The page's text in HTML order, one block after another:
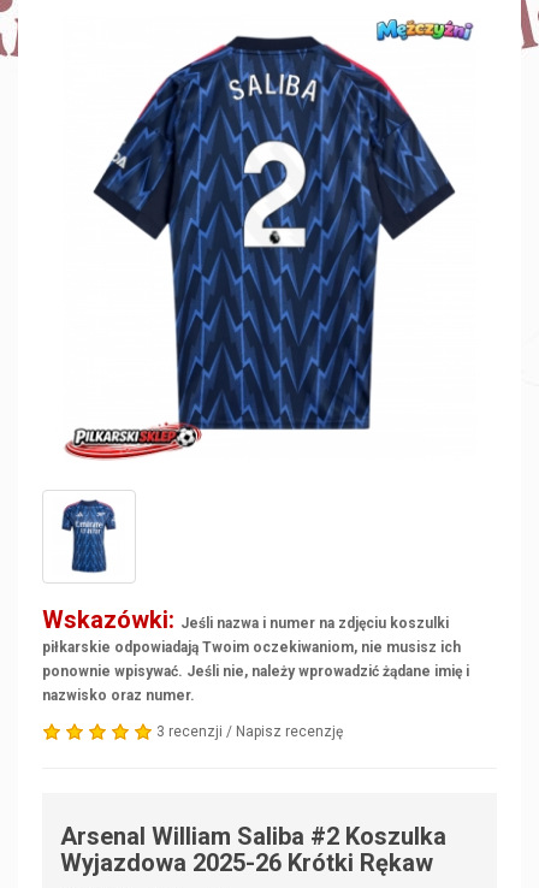
Wskazówki: Jeśli nazwa i numer na zdjęciu koszulki
piłkarskie odpowiadają Twoim oczekiwaniom, nie musisz ich
ponownie wpisywać. Jeśli nie, należy wprowadzić żądane imię i
nazwisko oraz numer.
3 recenzji / Napisz recenzję
Arsenal William Saliba #2 Koszulka
Wyjazdowa 2025-26 Krótki Rękaw